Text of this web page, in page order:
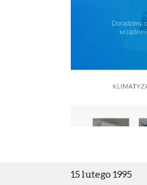
15 lutego 1995